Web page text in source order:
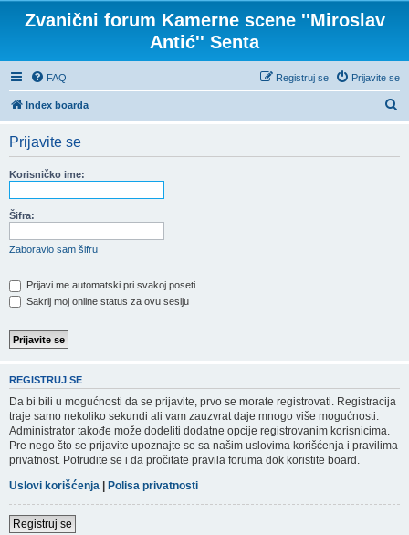
Zvanični forum Kamerne scene ''Miroslav
Antić'' Senta
FAQ Prijavite se
Registruj se
Index boarda
Prijavite se
Korisničko ime:
Šifra:
Zaboravio sam šifru
Prijavi me automatski pri svakoj poseti
Sakrij moj online status za ovu sesiju
REGISTRUJ SE
Da bi bili u mogućnosti da se prijavite, prvo se morate registrovati. Registracija
traje samo nekoliko sekundi ali vam zauzvrat daje mnogo više mogućnosti.
Administrator takođe može dodeliti dodatne opcije registrovanim korisnicima.
Pre nego što se prijavite upoznajte se sa našim uslovima korišćenja i pravilima
privatnost. Potrudite se i da pročitate pravila foruma dok koristite board.
Uslovi korišćenja | Polisa privatnosti
Registruj se